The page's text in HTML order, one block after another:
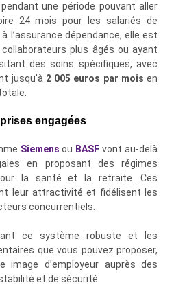
pendant une période pouvant aller
24 mois pour les salariés de
l’assurance dépendance, elle est
plus âgés ou ayant
des soins spécifiques, avec
jusqu'à 2 005 euros par mois en
engagées
Siemens ou BASF vont au-delà
en proposant des régimes
la santé et la retraite. Ces
leur attractivité et fidélisent les
concurrentiels.
ce système robuste et les
que vous pouvez proposer,
image d’employeur auprès des
et de sécurité.